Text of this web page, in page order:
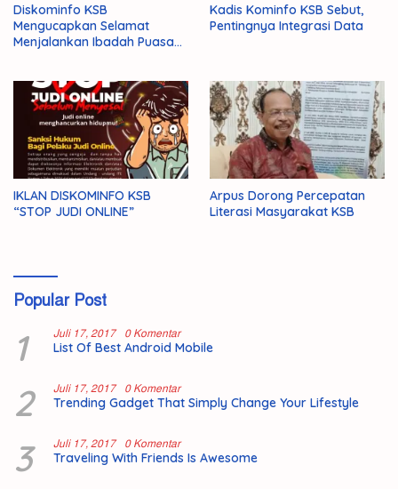
Diskominfo KSB
Mengucapkan Selamat
Menjalankan Ibadah Puasa
Kadis Kominfo KSB Sebut,
Pentingnya Integrasi Data
IKLAN DISKOMINFO KSB
“STOP JUDI ONLINE”
Arpus Dorong Percepatan
Literasi Masyarakat KSB
Popular Post
1 Juli 17, 2017 0 Komentar
List Of Best Android Mobile
2 Juli 17, 2017 0 Komentar
Trending Gadget That Simply Change Your Lifestyle
3 Juli 17, 2017 0 Komentar
Traveling With Friends Is Awesome